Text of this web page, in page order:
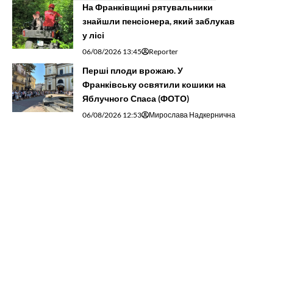
На Франківщині рятувальники
знайшли пенсіонера, який заблукав
у лісі
06/08/2026 13:45 Reporter
Перші плоди врожаю. У
Франківську освятили кошики на
Яблучного Спаса (ФОТО)
06/08/2026 12:53 Мирослава Надкернична